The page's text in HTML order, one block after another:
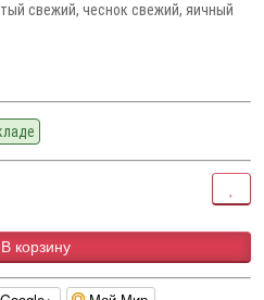
свежий, чеснок свежий, яичный
В корзину